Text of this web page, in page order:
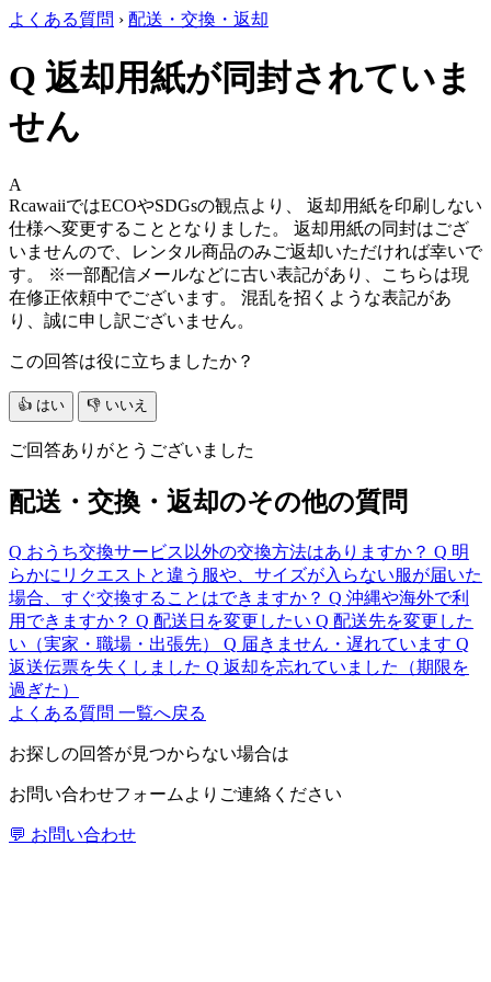
よくある質問 › 配送・交換・返却
Q 返却用紙が同封されていま
せん
A
RcawaiiではECOやSDGsの観点より、 返却用紙を印刷しない
仕様へ変更することとなりました。 返却用紙の同封はござ
いませんので、レンタル商品のみご返却いただければ幸いで
す。
※一部配信メールなどに古い表記があり、こちらは現
在修正依頼中でございます。
混乱を招くような表記があ
り、誠に申し訳ございません。
この回答は役に立ちましたか？
👍 はい 👎 いいえ
ご回答ありがとうございました
配送・交換・返却のその他の質問
Q おうち交換サービス以外の交換方法はありますか？ Q 明
らかにリクエストと違う服や、サイズが入らない服が届いた
場合、すぐ交換することはできますか？ Q 沖縄や海外で利
用できますか？ Q 配送日を変更したい Q 配送先を変更した
い（実家・職場・出張先）
Q 届きません・遅れています Q
返送伝票を失くしました Q 返却を忘れていました（期限を
過ぎた）
よくある質問 一覧へ戻る
お探しの回答が見つからない場合は
お問い合わせフォームよりご連絡ください
💬 お問い合わせ